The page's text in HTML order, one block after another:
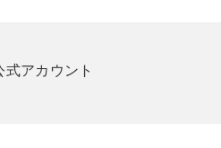
式アカウント